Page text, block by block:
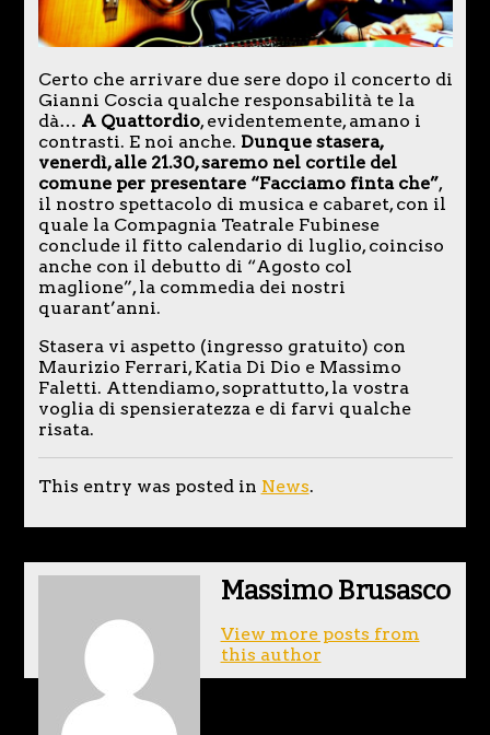
Certo che arrivare due sere dopo il concerto di
Gianni Coscia qualche responsabilità te la
dà… A Quattordio, evidentemente, amano i
contrasti. E noi anche. Dunque stasera,
venerdì, alle 21.30, saremo nel cortile del
comune per presentare “Facciamo finta che”,
il nostro spettacolo di musica e cabaret, con il
quale la Compagnia Teatrale Fubinese
conclude il fitto calendario di luglio, coinciso
anche con il debutto di “Agosto col
maglione”, la commedia dei nostri
quarant’anni.
Stasera vi aspetto (ingresso gratuito) con
Maurizio Ferrari, Katia Di Dio e Massimo
Faletti. Attendiamo, soprattutto, la vostra
voglia di spensieratezza e di farvi qualche
risata.
This entry was posted in News.
Massimo Brusasco
View more posts from
this author